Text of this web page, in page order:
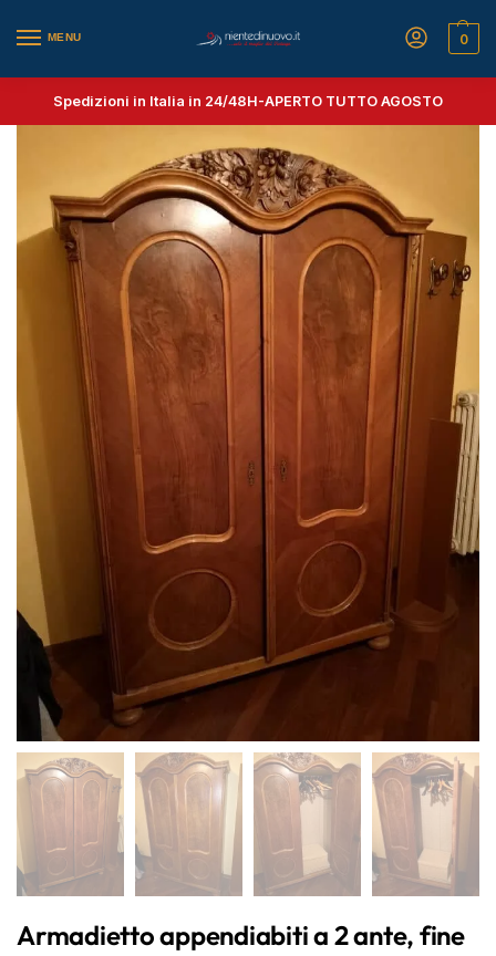
MENU 0
Spedizioni in Italia in 24/48H-APERTO TUTTO AGOSTO
Armadietto appendiabiti a 2 ante, fine